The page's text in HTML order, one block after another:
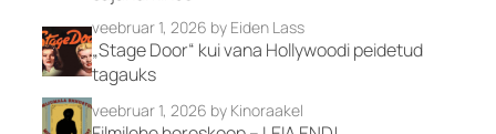
veebruar 1, 2026 by Eiden Lass
„Stage Door“ kui vana Hollywoodi peidetud
tagauks
veebruar 1, 2026 by Kinoraakel